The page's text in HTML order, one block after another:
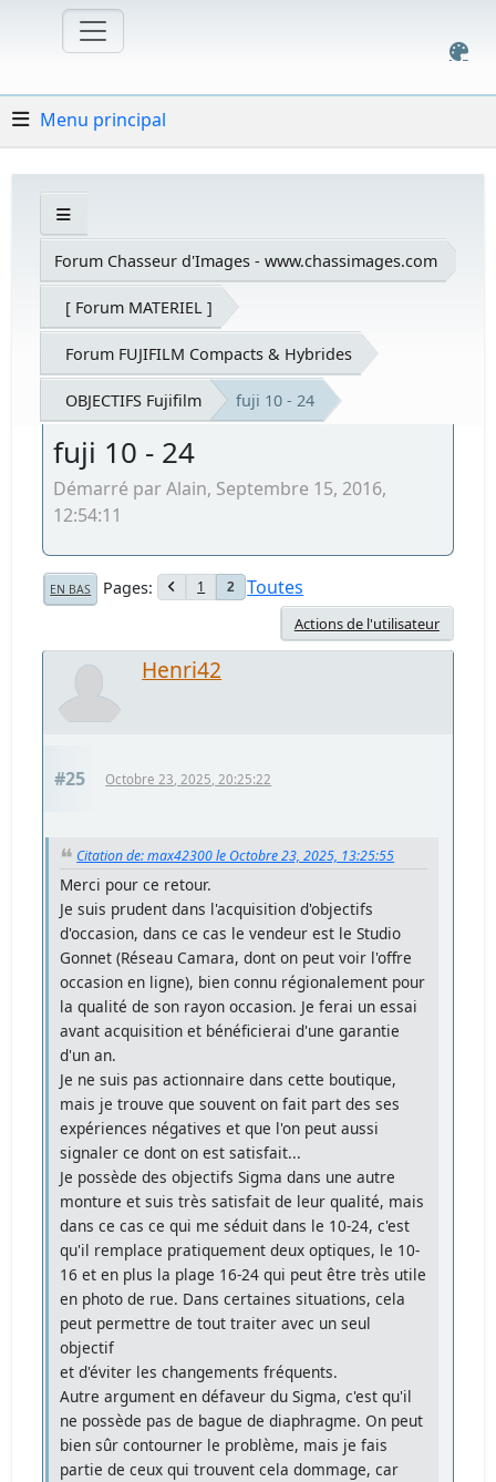
Menu principal
Forum Chasseur d'Images - www.chassimages.com
[ Forum MATERIEL ]
Forum FUJIFILM Compacts & Hybrides
OBJECTIFS Fujifilm fuji 10 - 24
fuji 10 - 24
Démarré par Alain, Septembre 15, 2016,
12:54:11
EN BAS Pages 1 2 Toutes
Actions de l'utilisateur
Henri42
#25 Octobre 23, 2025, 20:25:22
Citation de: max42300 le Octobre 23, 2025, 13:25:55
Merci pour ce retour.
Je suis prudent dans l'acquisition d'objectifs
d'occasion, dans ce cas le vendeur est le Studio
Gonnet (Réseau Camara, dont on peut voir l'offre
occasion en ligne), bien connu régionalement pour
la qualité de son rayon occasion. Je ferai un essai
avant acquisition et bénéficierai d'une garantie
d'un an.
Je ne suis pas actionnaire dans cette boutique,
mais je trouve que souvent on fait part des ses
expériences négatives et que l'on peut aussi
signaler ce dont on est satisfait...
Je possède des objectifs Sigma dans une autre
monture et suis très satisfait de leur qualité, mais
dans ce cas ce qui me séduit dans le 10-24, c'est
qu'il remplace pratiquement deux optiques, le 10-
16 et en plus la plage 16-24 qui peut être très utile
en photo de rue. Dans certaines situations, cela
peut permettre de tout traiter avec un seul
objectif
et d'éviter les changements fréquents.
Autre argument en défaveur du Sigma, c'est qu'il
ne possède pas de bague de diaphragme. On peut
bien sûr contourner le problème, mais je fais
partie de ceux qui trouvent cela dommage, car